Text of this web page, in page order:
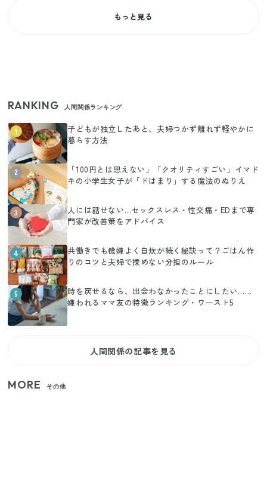
もっと見る
RANKING 人間関係ランキング
1
子どもが独立したあと、夫婦つかず離れず軽やかに
暮らす方法
2
「100円とは思えない」「クオリティすごい」イマド
キの小学生女子が「ドはまり」する魔法のぬりえ
3
人には話せない…セックスレス・性交痛・EDまで専
門家が改善策をアドバイス
4
共働きでも機嫌よく自炊が続く秘訣って？ごはん作
りのコツと夫婦で揉めない分担のルール
5
時を戻せるなら、出会わなかったことにしたい……
嫌われるママ友の特徴ランキング・ワースト5
人間関係の記事を見る
MORE その他